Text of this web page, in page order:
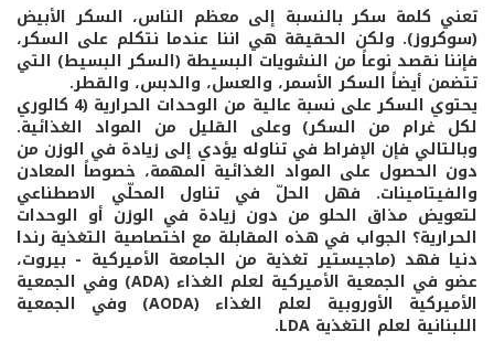
تعني كلمة سكر بالنسبة إلى معظم الناس، السكر الأبيض
(سوكروز). ولكن الحقيقة هي اننا عندما نتكلم على السكر،
فإننا نقصد نوعاً من النشويات البسيطة (السكر البسيط) التي
تتضمن أيضاً السكر الأسمر، والعسل، والدبس، والقطر.
يحتوي السكر على نسبة عالية من الوحدات الحرارية (4 كالوري
لكل غرام من السكر) وعلى القليل من المواد الغذائية.
وبالتالي فإن الإفراط في تناوله يؤدي إلى زيادة في الوزن من
دون الحصول على المواد الغذائية المهمة، خصوصاً المعادن
والفيتامينات. فهل الحلّ في تناول المحلّي الاصطناعي
لتعويض مذاق الحلو من دون زيادة في الوزن أو الوحدات
الحرارية؟ الجواب في هذه المقابلة مع اختصاصية التغذية رندا
دنيا فهد (ماجيستير تغذية من الجامعة الأميركية - بيروت،
عضو في الجمعية الأميركية لعلم الغذاء (
ADA
) وفي الجمعية
الأميركية الأوروبية لعلم الغذاء (
AODA
) وفي الجمعية
اللبنانية لعلم التغذية LDA
.